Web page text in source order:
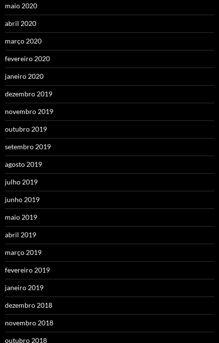
maio 2020
abril 2020
março 2020
fevereiro 2020
janeiro 2020
dezembro 2019
novembro 2019
outubro 2019
setembro 2019
agosto 2019
julho 2019
junho 2019
maio 2019
abril 2019
março 2019
fevereiro 2019
janeiro 2019
dezembro 2018
novembro 2018
outubro 2018